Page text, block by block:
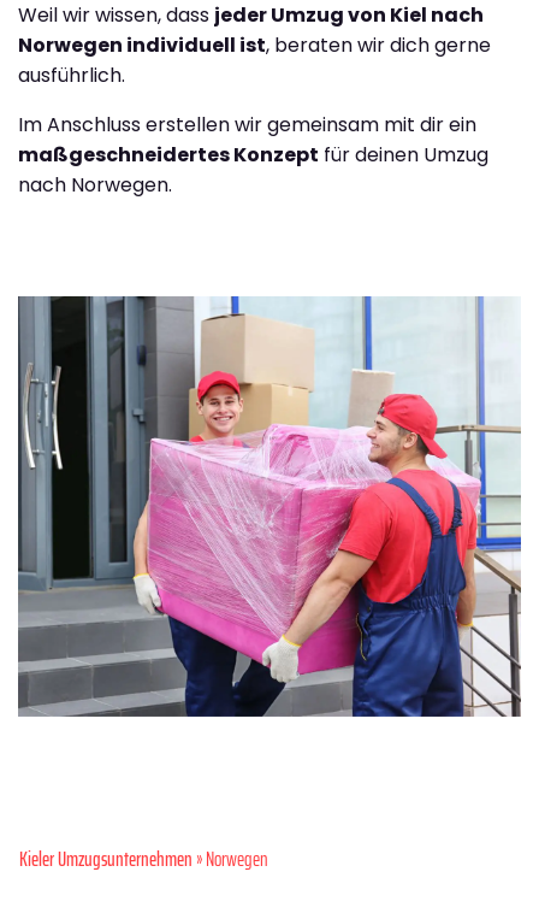
Weil wir wissen, dass jeder Umzug von Kiel nach
Norwegen individuell ist, beraten wir dich gerne
ausführlich.
Im Anschluss erstellen wir gemeinsam mit dir ein
maßgeschneidertes Konzept für deinen Umzug
nach Norwegen.
Kieler Umzugsunternehmen» Norwegen